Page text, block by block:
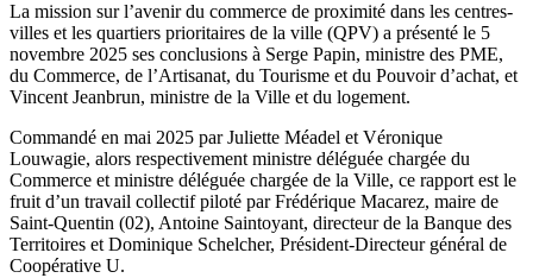
La mission sur l’avenir du commerce de proximité dans les centres-
villes et les quartiers prioritaires de la ville (QPV) a présenté le 5
novembre 2025 ses conclusions à Serge Papin, ministre des PME,
du Commerce, de l’Artisanat, du Tourisme et du Pouvoir d’achat, et
Vincent Jeanbrun, ministre de la Ville et du logement.
Commandé en mai 2025 par Juliette Méadel et Véronique
Louwagie, alors respectivement ministre déléguée chargée du
Commerce et ministre déléguée chargée de la Ville, ce rapport est le
fruit d’un travail collectif piloté par Frédérique Macarez, maire de
Saint-Quentin (02), Antoine Saintoyant, directeur de la Banque des
Territoires et Dominique Schelcher, Président-Directeur général de
Coopérative U.